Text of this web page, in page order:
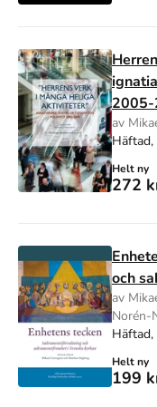
av
Helt ny
272
och
av
Norén-
Helt ny
199